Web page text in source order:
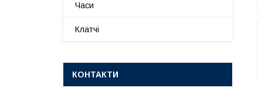
Часи
Клатчі
КОНТАКТИ